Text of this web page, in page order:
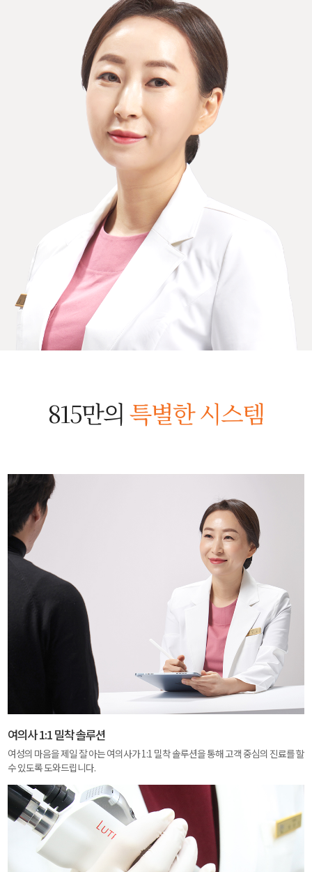
815만의 특별한 시스템
여의사 1:1 밀착 솔루션
여성의 마음을 제일 잘 아는 여의사가 1:1 밀착 솔루션을 통해 고객 중심의 진료를 할
수 있도록 도와드립니다.